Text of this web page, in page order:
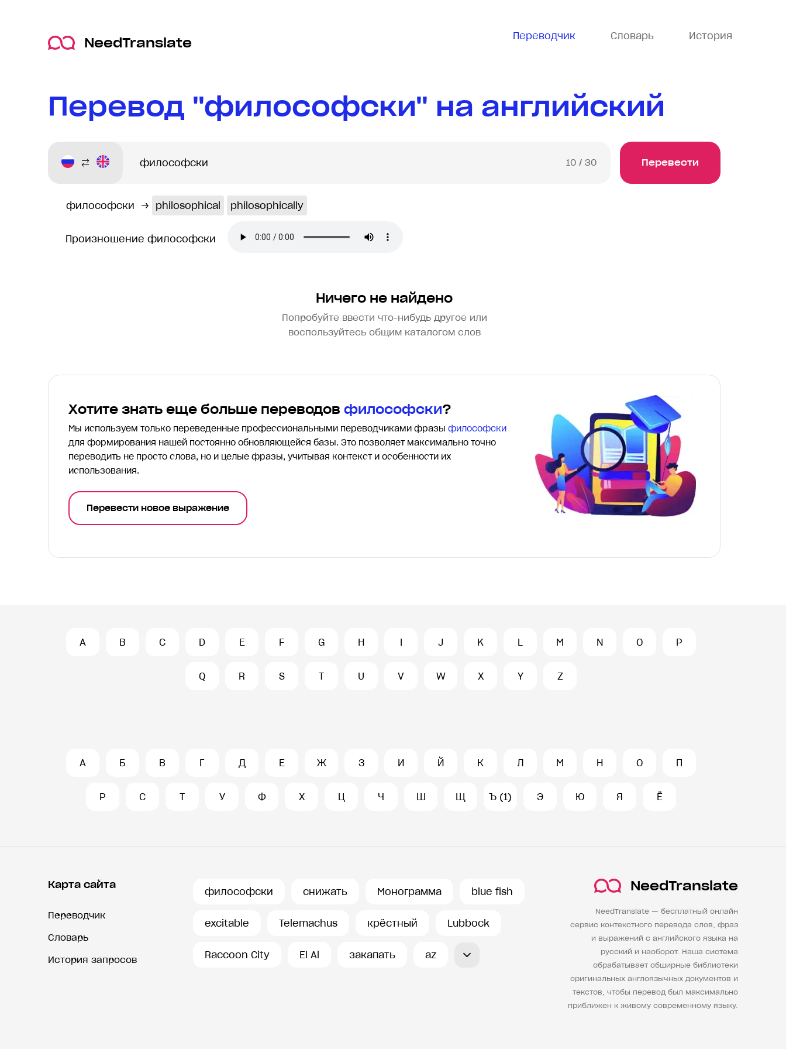
NeedTranslate Переводчик Словарь История
Перевод "философски" на английский
10 / 30 Перевести
философски → philosophical philosophically
Произношение философски
Ничего не найдено
Попробуйте ввести что-нибудь другое или
воспользуйтесь общим каталогом слов
Хотите знать еще больше переводов философски?
Мы используем только переведенные профессиональными переводчиками фразы философски
для формирования нашей постоянно обновляющейся базы. Это позволяет максимально точно
переводить не просто слова, но и целые фразы, учитывая контекст и особенности их
использования.
Перевести новое выражение
A B C D E F G H I J K L M N O P
Q R S T U V W X Y Z
А Б В Г Д Е Ж З И Й К Л М Н О П
Р С Т У Ф Х Ц Ч Ш Щ Ъ (1) Э Ю Я Ё
Карта сайта
Переводчик
Словарь
История запросов
философски снижать Монограмма blue fish
excitable Telemachus крёстный Lubbock
Raccoon City El Al закапать az
NeedTranslate
NeedTranslate — бесплатный онлайн
сервис контекстного перевода слов, фраз
и выражений с английского языка на
русский и наоборот. Наша система
обрабатывает обширные библиотеки
оригинальных англоязычных документов и
текстов, чтобы перевод был максимально
приближен к живому современному языку.